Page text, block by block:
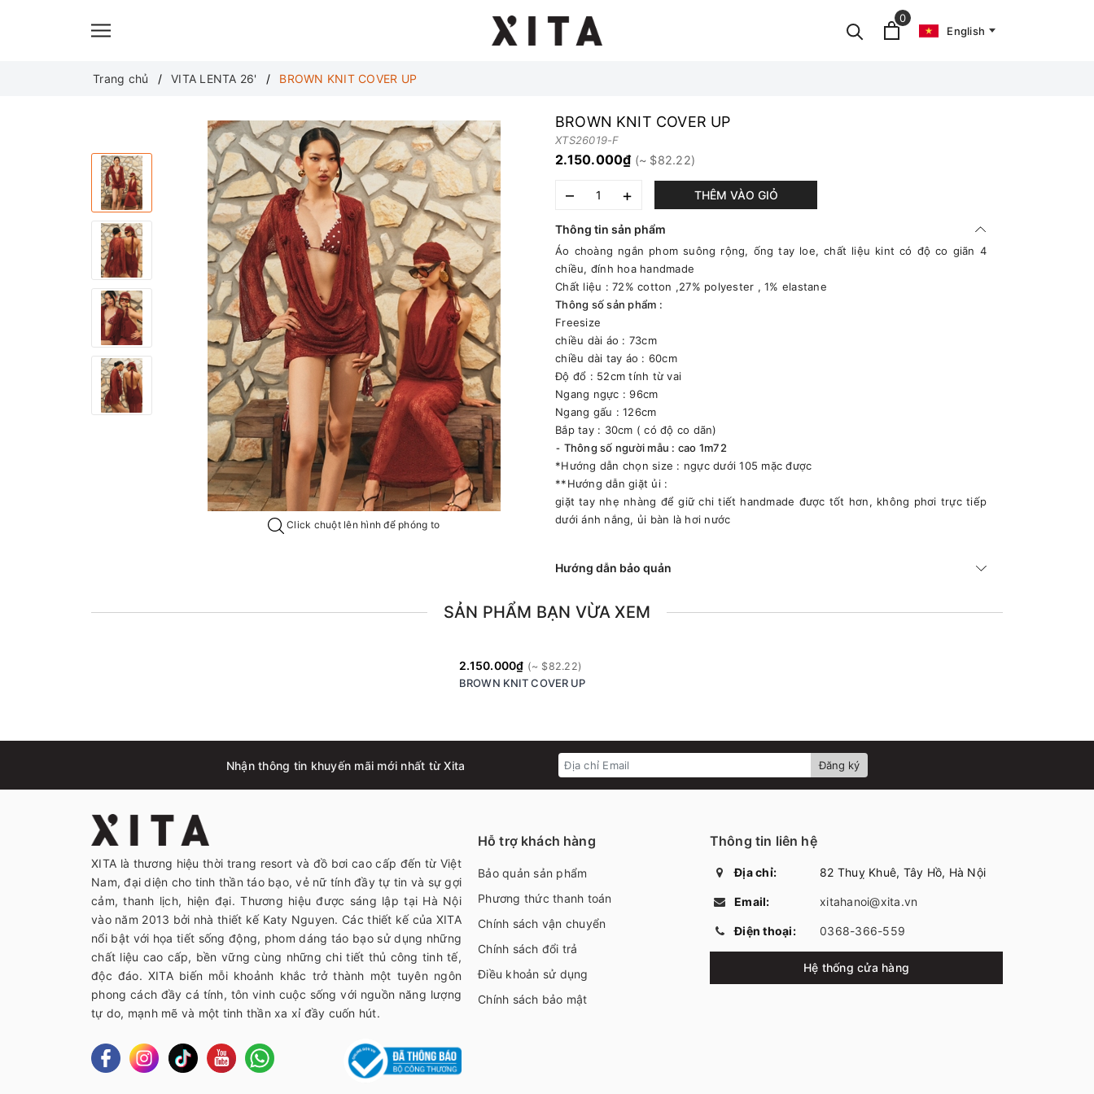
0
English
Trang chủ
VITA LENTA 26' BROWN KNIT COVER UP
Click chuột lên hình để phóng to
BROWN KNIT COVER UP
XTS26019-F
2.150.000₫
– + THÊM VÀO GIỎ
Thông tin sản phẩm
Áo choàng ngắn phom suông rộng, ống tay loe, chất liệu kint có độ co giãn 4
chiều, đính hoa handmade
Chất liệu : 72% cotton ,27% polyester , 1% elastane
Thông số sản phẩm :
Freesize
chiều dài áo : 73cm
chiều dài tay áo : 60cm
Độ đổ : 52cm tính từ vai
Ngang ngực : 96cm
Ngang gấu : 126cm
Bắp tay : 30cm ( có độ co dãn)
⁃ Thông số người mẫu : cao 1m72
*Hướng dẫn chọn size : ngực dưới 105 mặc được
**Hướng dẫn giặt ủi :
giặt tay nhẹ nhàng để giữ chi tiết handmade được tốt hơn, không phơi trực tiếp
dưới ánh nắng, ủi bàn là hơi nước
Hướng dẫn bảo quản
SẢN PHẨM BẠN VỪA XEM
2.150.000₫
BROWN KNIT COVER UP
Nhận thông tin khuyến mãi mới nhất từ Xita Đăng ký
XITA là thương hiệu thời trang resort và đồ bơi cao cấp đến từ Việt
Nam, đại diện cho tinh thần táo bạo, vẻ nữ tính đầy tự tin và sự gợi
cảm, thanh lịch, hiện đại. Thương hiệu được sáng lập tại Hà Nội
vào năm 2013 bởi nhà thiết kế Katy Nguyen. Các thiết kế của XITA
nổi bật với họa tiết sống động, phom dáng táo bạo sử dụng những
chất liệu cao cấp, bền vững cùng những chi tiết thủ công tinh tế,
độc đáo. XITA biến mỗi khoảnh khắc trở thành một tuyên ngôn
phong cách đầy cá tính, tôn vinh cuộc sống với nguồn năng lượng
tự do, mạnh mẽ và một tinh thần xa xỉ đầy cuốn hút.
Hỗ trợ khách hàng
Bảo quản sản phẩm
Phương thức thanh toán
Chính sách vận chuyển
Chính sách đổi trả
Điều khoản sử dụng
Chính sách bảo mật
Thông tin liên hệ
Địa chỉ: 82 Thuỵ Khuê, Tây Hồ, Hà Nội
Email: xitahanoi@xita.vn
Điện thoại: 0368-366-559
Hệ thống cửa hàng